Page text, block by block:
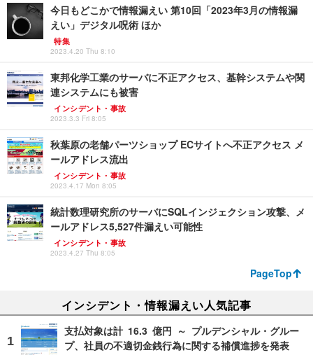
今日もどこかで情報漏えい 第10回「2023年3月の情報漏
えい」デジタル呪術 ほか
特集
2023.4.20 Thu 8:10
東邦化学工業のサーバに不正アクセス、基幹システムや関
連システムにも被害
インシデント・事故
2023.3.3 Fri 8:05
秋葉原の老舗パーツショップ ECサイトへ不正アクセス メ
ールアドレス流出
インシデント・事故
2023.4.17 Mon 8:05
統計数理研究所のサーバにSQLインジェクション攻撃、メ
ールアドレス5,527件漏えい可能性
インシデント・事故
2023.4.27 Thu 8:05
PageTop
インシデント・情報漏えい人気記事
支払対象は計 16.3 億円 ～ プルデンシャル・グルー
プ、社員の不適切金銭行為に関する補償進捗を発表